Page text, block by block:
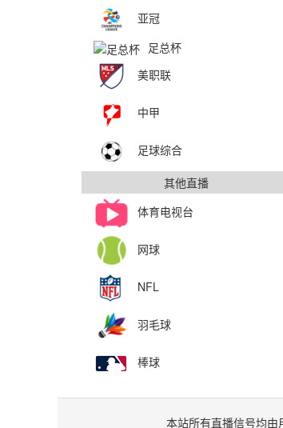
亚冠
足总杯
美职联
中甲
足球综合
其他直播
体育电视台
网球
NFL
羽毛球
棒球
本站所有直播信号均由